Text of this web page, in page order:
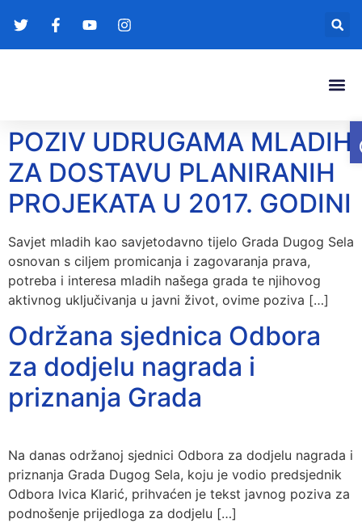
POZIV UDRUGAMA MLADIH
ZA DOSTAVU PLANIRANIH
PROJEKATA U 2017. GODINI
Savjet mladih kao savjetodavno tijelo Grada Dugog Sela
osnovan s ciljem promicanja i zagovaranja prava,
potreba i interesa mladih našega grada te njihovog
aktivnog uključivanja u javni život, ovime poziva […]
Održana sjednica Odbora
za dodjelu nagrada i
priznanja Grada
Na danas održanoj sjednici Odbora za dodjelu nagrada i
priznanja Grada Dugog Sela, koju je vodio predsjednik
Odbora Ivica Klarić, prihvaćen je tekst javnog poziva za
podnošenje prijedloga za dodjelu […]